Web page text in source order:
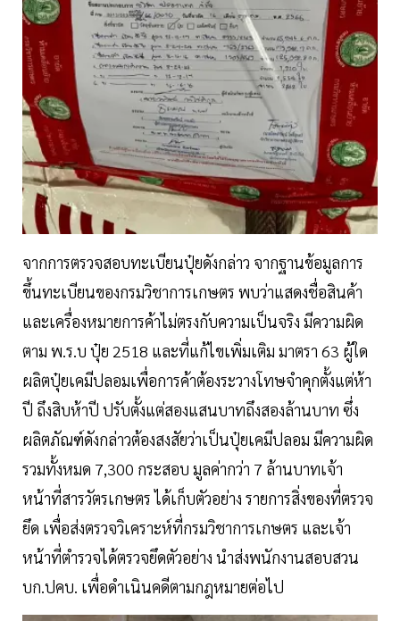
จากการตรวจสอบทะเบียนปุ๋ยดังกล่าว จากฐานข้อมูลการ
ขึ้นทะเบียนของกรมวิชาการเกษตร พบว่าแสดงชื่อสินค้า
และเครื่องหมายการค้าไม่ตรงกับความเป็นจริง มีความผิด
ตาม พ.ร.บ ปุ๋ย 2518 และที่แก้ไขเพิ่มเติม มาตรา 63 ผู้ใด
ผลิตปุ๋ยเคมีปลอมเพื่อการค้าต้องระวางโทษจำคุกตั้งแต่ห้า
ปี ถึงสิบห้าปี ปรับตั้งแต่สองแสนบาทถึงสองล้านบาท ซึ่ง
ผลิตภัณฑ์ดังกล่าวต้องสงสัยว่าเป็นปุ๋ยเคมีปลอม มีความผิด
รวมทั้งหมด 7,300 กระสอบ มูลค่ากว่า 7 ล้านบาทเจ้า
หน้าที่สารวัตรเกษตร ได้เก็บตัวอย่าง รายการสิ่งของที่ตรวจ
ยึด เพื่อส่งตรวจวิเคราะห์ที่กรมวิชาการเกษตร และเจ้า
หน้าที่ตำรวจได้ตรวจยึดตัวอย่าง นำส่งพนักงานสอบสวน
บก.ปคบ. เพื่อดำเนินคดีตามกฎหมายต่อไป